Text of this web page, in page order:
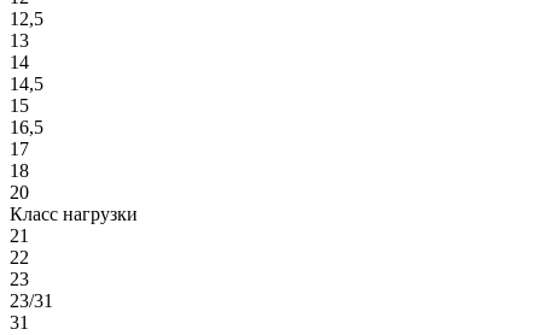
12,5
13
14
14,5
15
16,5
17
18
20
Класс нагрузки
21
22
23
23/31
31